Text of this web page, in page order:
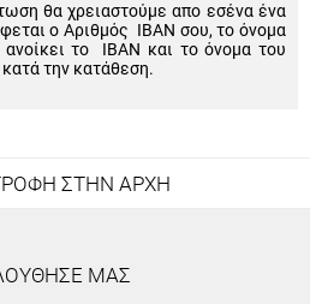
θα χρειαστούμε απο εσένα ένα
ο Αριθμός IBAN σου, το όνομα
το IBAN και το όνομα του
την κατάθεση.
ΣΤΗΝ ΑΡΧΗ
ΜΑΣ